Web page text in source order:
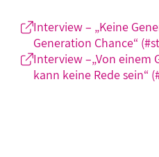
Interview – „Keine
Generation Chance“
Interview –„Von
kann keine Rede sein“